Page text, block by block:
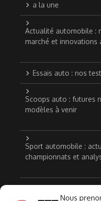
Nous
a la une
Actualité automobile :
marché et innovations
Essais auto : nos
Scoops auto : futures
modèles à venir
Sport automobile :
championnats et